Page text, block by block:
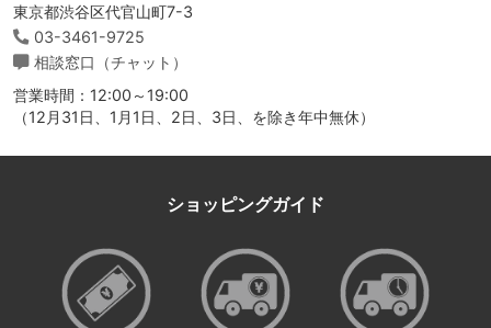
東京都渋谷区代官山町7-3
03-3461-9725
相談窓口（チャット）
営業時間：12:00～19:00
（12月31日、1月1日、2日、3日、を除き年中無休）
ショッピングガイド